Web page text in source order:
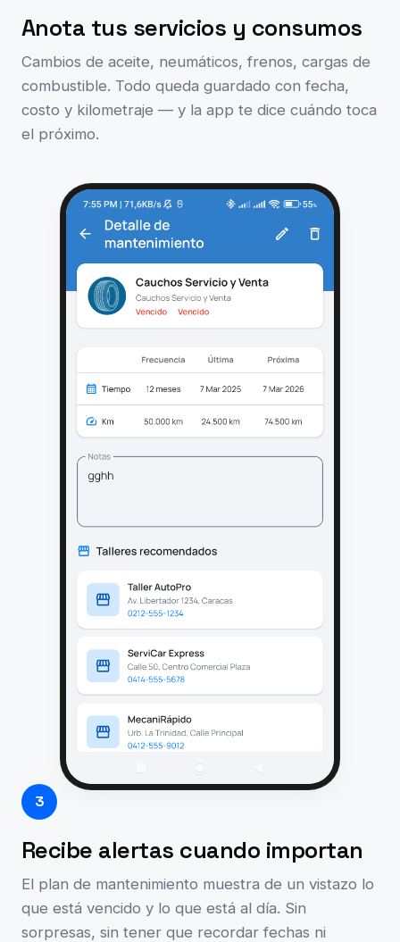
Anota tus servicios y consumos
Cambios de aceite, neumáticos, frenos, cargas de
combustible. Todo queda guardado con fecha,
costo y kilometraje — y la app te dice cuándo toca
el próximo.
3
Recibe alertas cuando importan
El plan de mantenimiento muestra de un vistazo lo
que está vencido y lo que está al día. Sin
sorpresas, sin tener que recordar fechas ni